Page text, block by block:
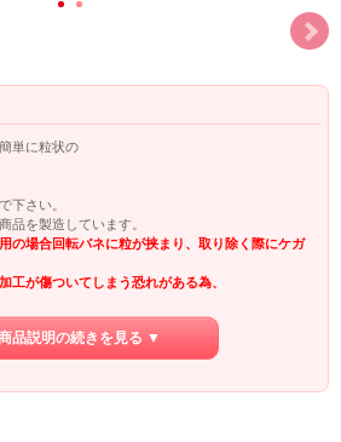
単に粒状の
下さい。
品を製造しています。
の場合回転バネに粒が挟まり、取り除く際にケガ
工が傷ついてしまう恐れがある為、
ーヌ等の水分の少ないお菓子へのご使用や、トッ
能性が高いです。
用下さい。
しないとジャム化しません。
品説明の続きを見る ▼